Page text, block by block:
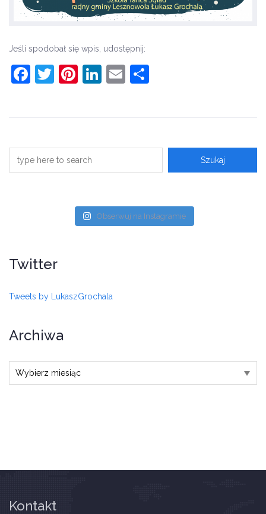
Jeśli spodobał się wpis, udostępnij:
Facebook
Twitter
Pinterest
LinkedIn
Email
Obserwuj na Instagramie
Twitter
Tweets by LukaszGrochala
Archiwa
Kontakt